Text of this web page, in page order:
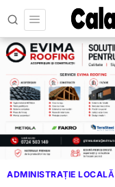
ADMINISTRAȚIE LOCALĂ